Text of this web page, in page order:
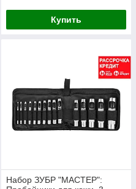
Купить
Набор ЗУБР "МАСТЕР":